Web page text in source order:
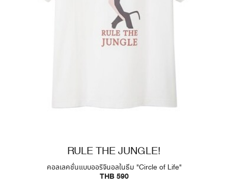
RULE THE JUNGLE!
คอลเลคชั่นแบบออริจินอลในธีม "Circle of Life"
THB 590